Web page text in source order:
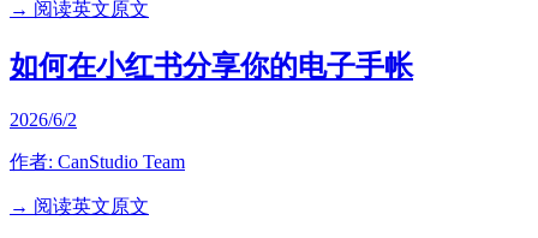
→ 阅读英文原文
如何在小红书分享你的电子手帐
2026/6/2
作者: CanStudio Team
→ 阅读英文原文